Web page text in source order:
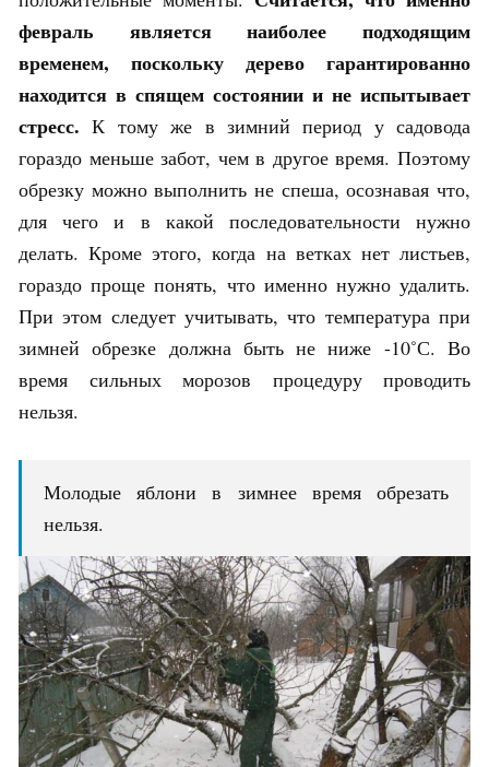
февраль является наиболее подходящим
временем, поскольку дерево гарантированно
находится в спящем состоянии и не испытывает
стресс. К тому же в зимний период у садовода
гораздо меньше забот, чем в другое время. Поэтому
обрезку можно выполнить не спеша, осознавая что,
для чего и в какой последовательности нужно
делать. Кроме этого, когда на ветках нет листьев,
гораздо проще понять, что именно нужно удалить.
При этом следует учитывать, что температура при
зимней обрезке должна быть не ниже -10˚С. Во
время сильных морозов процедуру проводить
нельзя.
Молодые яблони в зимнее время обрезать
нельзя.